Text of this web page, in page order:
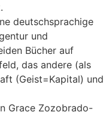
deutschsprachige
und
Bücher auf
das andere (als
(Geist=Kapital) und
Grace Zozobrado-